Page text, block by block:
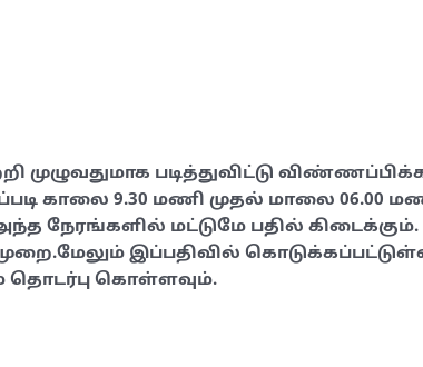
முழுவதுமாக படித்துவிட்டு
காலை 9.30 மணி முதல் மாலை 06.00
நேரங்களில் மட்டுமே பதில் கிடைக்கும்.
இப்பதிவில்
தொடர்பு கொள்ளவும்.